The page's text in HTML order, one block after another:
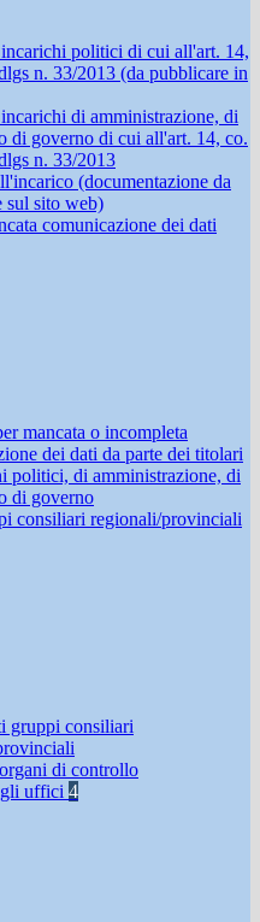
politici di cui all'art. 14,
n. 33/2013 (da pubblicare in
di amministrazione, di
di governo di cui all'art. 14, co.
n. 33/2013
(documentazione da
sul sito web)
comunicazione dei dati
mancata o incompleta
dei dati da parte dei titolari
politici, di amministrazione, di
di governo
consiliari regionali/provinciali
gruppi consiliari
di controllo
uffici 4